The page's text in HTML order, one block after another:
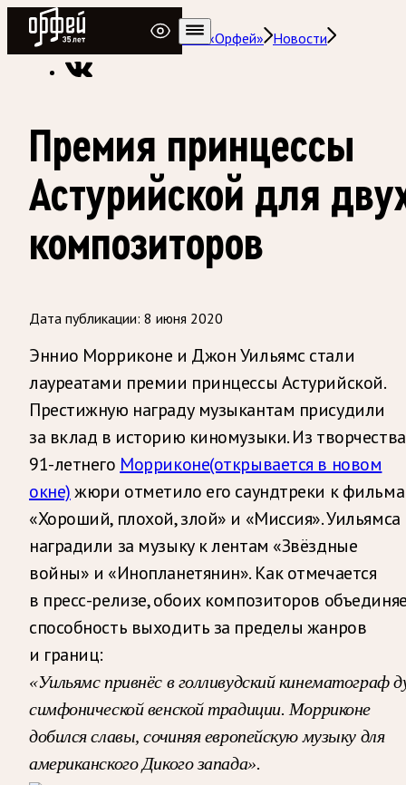
Радио Орфей
Радио классической музыки «Орфей» Новости
Премия принцессы
Астурийской для
композиторов
Дата публикации: 8 июня 2020
Эннио Морриконе и Джон Уильямс стали
лауреатами премии принцессы Астурийской.
Престижную награду музыкантам присудили
за вклад в историю киномузыки. Из творчества
91-летнего Морриконе(открывается в новом
окне)жюри отметило его саундтреки к
«Хороший, плохой, злой» и «Миссия». Уильямса
наградили за музыку к лентам «Звёздные
войны» и «Инопланетянин». Как отмечается
в пресс-релизе, обоих композиторов
способность выходить за пределы жанров
и границ:
«Уильямс привнёс в голливудский кинематограф
симфонической венской традиции. Морриконе
добился славы, сочиняя европейскую музыку для
американского Дикого запада».